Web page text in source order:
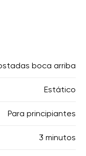
boca arriba
Estático
Para principiantes
3 minutos